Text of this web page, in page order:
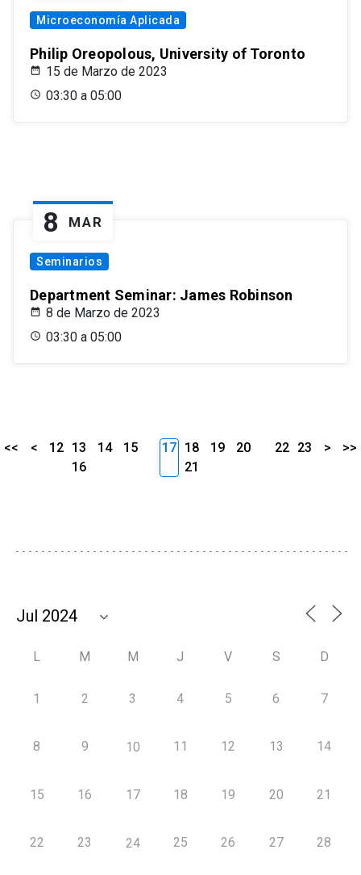
Microeconomía Aplicada
Philip Oreopolous, University of Toronto
15 de Marzo de 2023
03:30 a 05:00
8 MAR
Seminarios
Department Seminar: James Robinson
8 de Marzo de 2023
03:30 a 05:00
<< < 12 13 14
15
16
17 18 19
20
21
22 23 > >>
L M M J V S D
1 2 3 4 5 6 7
8 9 10 11 12 13 14
15 16 17 18 19 20 21
22 23 24 25 26 27 28